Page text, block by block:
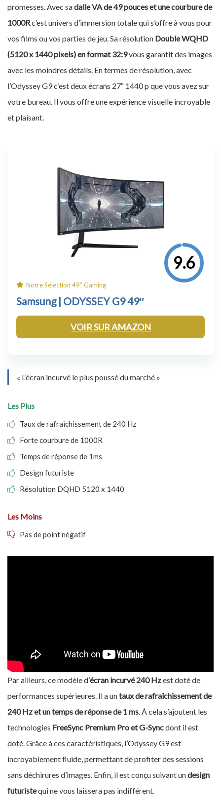
promesses. Avec sadalle VA de 49 pouces et une courbure de
1000Rc’est univers d’immersion totale qui s’offre à vous pour
vos films ou vos parties de jeu. Sa résolution Double WQHD
(5120 x 1440 pixels) en format 32:9vous garantit des images
avec les moindres détails. En termes de résolution, avec
l’Odyssey G9 c’est deux écrans 27″ 1440 p que vous avez sur
votre bureau. Il vous offre une expérience visuelle incroyable
et plaisant.
9.6
Notre Sélection 49″ Gaming
Samsung | ODYSSEY G9 49″
VOIR SUR AMAZON
« L’écran incurvé le plus poussé du marché »
Les Plus
Taux de rafraichissement de 240 Hz
Forte courbure de 1000R
Temps de réponse de 1ms
Design futuriste
Résolution DQHD 5120 x 1440
Les Moins
Pas de point négatif
Par ailleurs, ce modèle d’écran incurvé 240 Hzest doté de
performances supérieures. Il a untaux de rafraîchissement de
240 Hz et un temps de réponse de 1 ms. À cela s’ajoutent les
technologies FreeSync Premium Pro et G-Syncdont il est
doté. Grâce à ces caractéristiques, l’Odyssey G9 est
incroyablement fluide, permettant de profiter des sessions
sans déchirures d’images. Enfin, il est conçu suivant undesign
futuristequi ne vous laissera pas indifférent.